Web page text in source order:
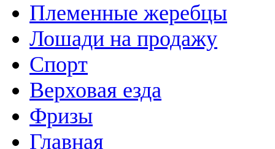
Племенные жеребцы
Лошади на продажу
Спорт
Верховая езда
Фризы
Главная